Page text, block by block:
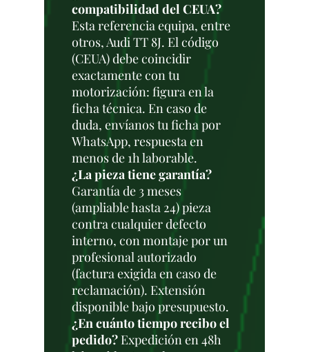
compatibilidad del CEUA?
Esta referencia equipa, entre
otros, Audi TT 8J. El código
(CEUA) debe coincidir
exactamente con tu
motorización: figura en la
ficha técnica. En caso de
duda, envíanos tu ficha por
WhatsApp, respuesta en
menos de 1h laborable.
¿La pieza tiene garantía?
Garantía de 3 meses
(ampliable hasta 24) pieza
contra cualquier defecto
interno, con montaje por un
profesional autorizado
(factura exigida en caso de
reclamación). Extensión
disponible bajo presupuesto.
¿En cuánto tiempo recibo el
pedido? Expedición en 48h